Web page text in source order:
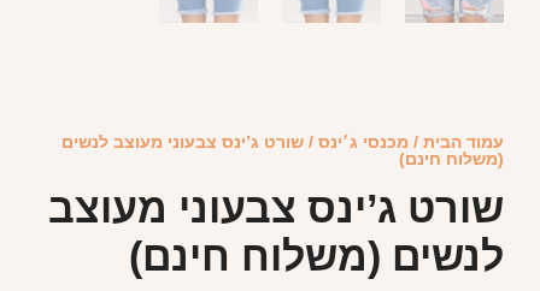
עמוד הבית / מכנסי ג׳ינס / שורט ג’ינס צבעוני מעוצב לנשים
(משלוח חינם)
שורט ג’ינס צבעוני מעוצב
לנשים (משלוח חינם)